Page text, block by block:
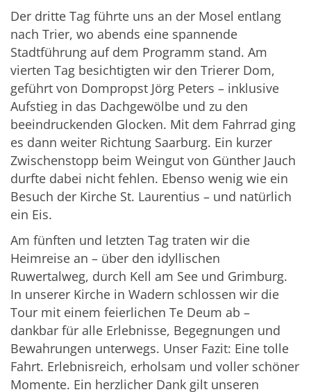
Der dritte Tag führte uns an der Mosel entlang
nach Trier, wo abends eine spannende
Stadtführung auf dem Programm stand. Am
vierten Tag besichtigten wir den Trierer Dom,
geführt von Dompropst Jörg Peters – inklusive
Aufstieg in das Dachgewölbe und zu den
beeindruckenden Glocken. Mit dem Fahrrad ging
es dann weiter Richtung Saarburg. Ein kurzer
Zwischenstopp beim Weingut von Günther Jauch
durfte dabei nicht fehlen. Ebenso wenig wie ein
Besuch der Kirche St. Laurentius – und natürlich
ein Eis.
Am fünften und letzten Tag traten wir die
Heimreise an – über den idyllischen
Ruwertalweg, durch Kell am See und Grimburg.
In unserer Kirche in Wadern schlossen wir die
Tour mit einem feierlichen Te Deum ab –
dankbar für alle Erlebnisse, Begegnungen und
Bewahrungen unterwegs. Unser Fazit: Eine tolle
Fahrt. Erlebnisreich, erholsam und voller schöner
Momente. Ein herzlicher Dank gilt unseren